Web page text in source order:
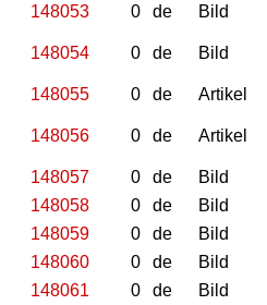
148053
0 de Bild
148054 0 de Bild
148055
0 de Artikel
148056 0 de Artikel
148057
0 de Bild
148058
0 de Bild
148059
0 de Bild
148060
0 de Bild
148061
0 de Bild